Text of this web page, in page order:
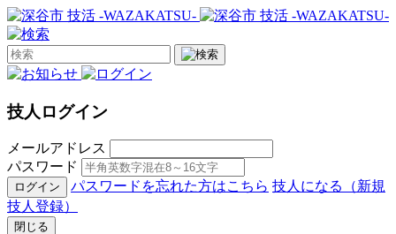
技人ログイン
メールアドレス
パスワード
ログイン パスワードを忘れた方はこちら 技人になる（新規
技人登録）
閉じる